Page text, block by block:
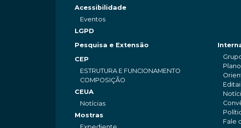
Acessibilidade
Eventos
LGPD
Pesquisa e Extensão
CEP
ESTRUTURA E FUNCIONAMENTO
COMPOSIÇÃO
CEUA
Notícias
Mostras
Fale